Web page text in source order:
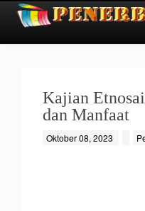
Kajian
dan Manfaat
Oktober 08, 2023